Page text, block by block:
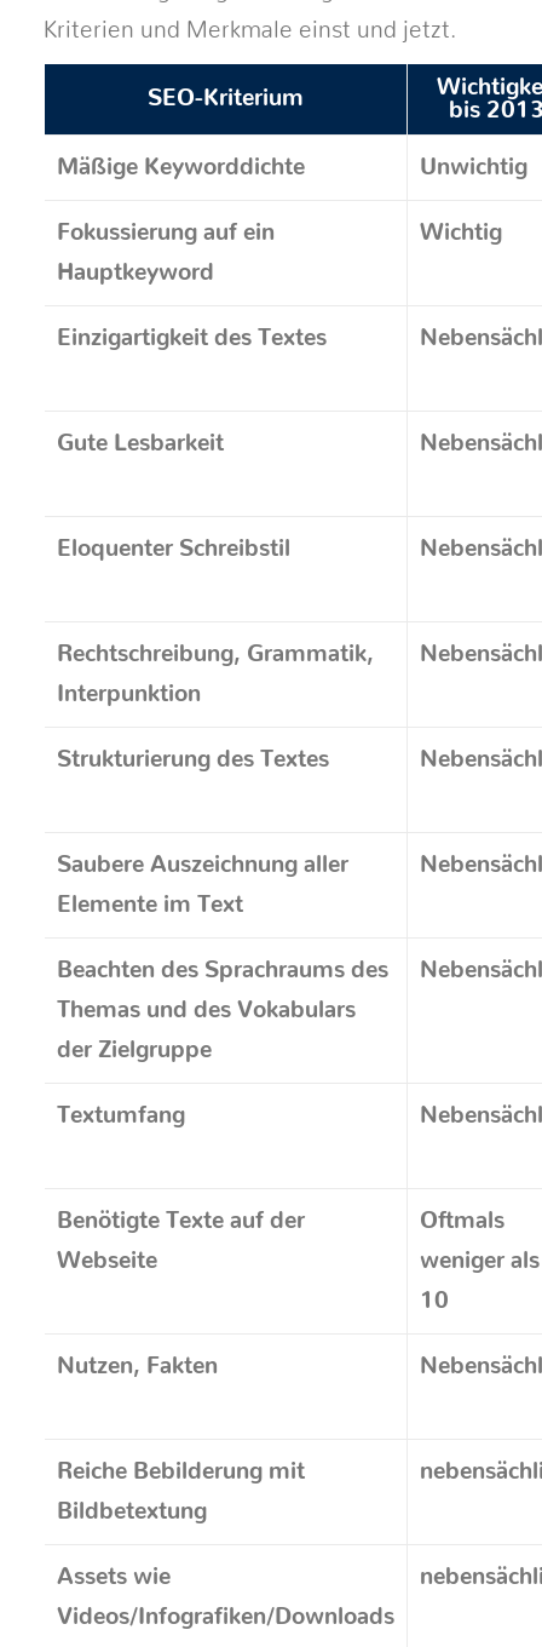
Kriterien und Merkmale einst und jetzt.
SEO-Kriterium
bis
Mäßige Keyworddichte Unwichtig
Fokussierung auf ein
Hauptkeyword
Wichtig
Einzigartigkeit des Textes
Gute Lesbarkeit
Eloquenter Schreibstil
Rechtschreibung, Grammatik,
Interpunktion
Strukturierung des Textes
Saubere Auszeichnung aller
Elemente im Text
Beachten des Sprachraums des
Themas und des Vokabulars
der Zielgruppe
Textumfang
Benötigte Texte auf der
Webseite
Oftmals
weniger als
10
Nutzen, Fakten
Reiche Bebilderung mit
Bildbetextung
Assets wie
Videos/Infografiken/Downloads